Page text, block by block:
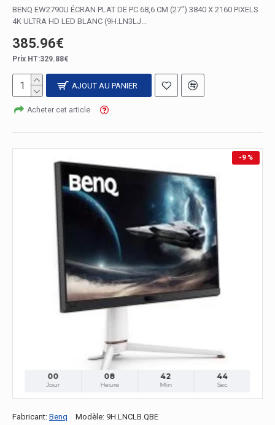
BENQ EW2790U ÉCRAN PLAT DE PC 68,6 CM (27") 3840 X 2160 PIXELS
4K ULTRA HD LED BLANC (9H.LN3LJ...
385.96€
Prix HT:329.88€
AJOUT AU PANIER
Acheter cet article
-9 %
00
Jour
08
Heure
42
Min
42
Sec
Fabricant: Benq Modèle: 9H.LNCLB.QBE